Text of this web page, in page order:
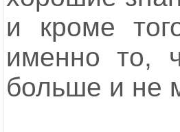
и кроме
именно то,
больше и не